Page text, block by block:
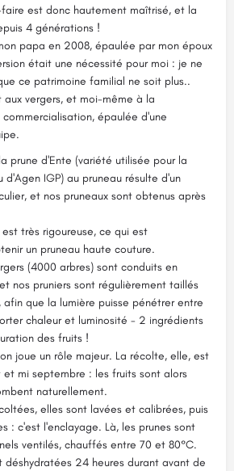
est donc hautement maîtrisé, et la
4 générations !
papa en 2008, épaulée par mon époux
était une nécessité pour moi : je ne
ce patrimoine familial ne soit plus..
aux vergers, et moi-même à la
épaulée d'une
prune d'Ente (variété utilisée pour la
IGP) au pruneau résulte d'un
et nos pruneaux sont obtenus après
très rigoureuse, ce qui est
un pruneau haute couture.
(4000 arbres) sont conduits en
nos pruniers sont régulièrement taillés
afin que la lumière puisse pénétrer entre
chaleur et luminosité - 2 ingrédients
des fruits !
joue un rôle majeur. La récolte, elle, est
mi septembre : les fruits sont alors
naturellement.
elles sont lavées et calibrées, puis
: c'est l'enclayage. Là, les prunes sont
ventilés, chauffés entre 70 et 80°C.
déshydratées 24 heures durant avant de